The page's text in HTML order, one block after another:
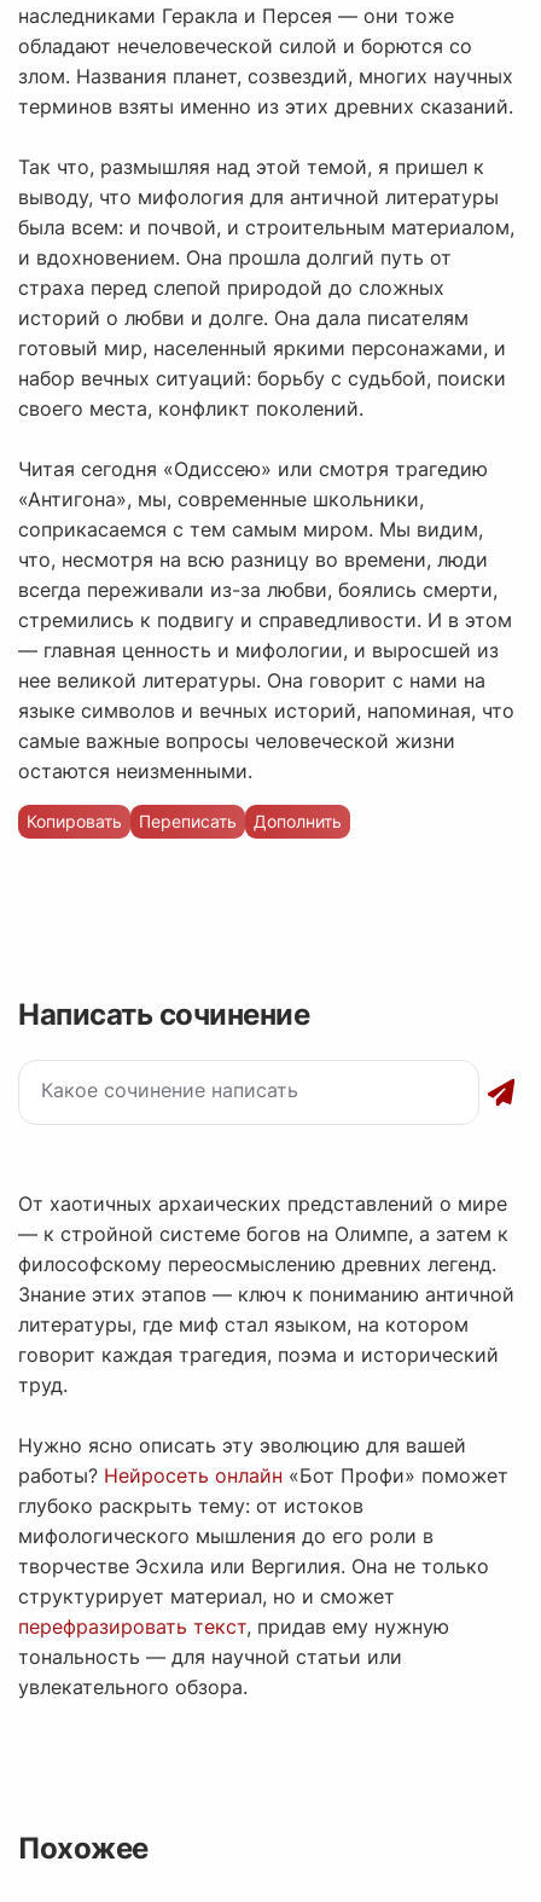
наследниками Геракла и Персея — они тоже
обладают нечеловеческой силой и борются со
злом. Названия планет, созвездий, многих научных
терминов взяты именно из этих древних сказаний.
Так что, размышляя над этой темой, я пришел к
выводу, что мифология для античной литературы
была всем: и почвой, и строительным материалом,
и вдохновением. Она прошла долгий путь от
страха перед слепой природой до сложных
историй о любви и долге. Она дала писателям
готовый мир, населенный яркими персонажами, и
набор вечных ситуаций: борьбу с судьбой, поиски
своего места, конфликт поколений.
Читая сегодня «Одиссею» или смотря трагедию
«Антигона», мы, современные школьники,
соприкасаемся с тем самым миром. Мы видим,
что, несмотря на всю разницу во времени, люди
всегда переживали из-за любви, боялись смерти,
стремились к подвигу и справедливости. И в этом
— главная ценность и мифологии, и выросшей из
нее великой литературы. Она говорит с нами на
языке символов и вечных историй, напоминая, что
самые важные вопросы человеческой жизни
остаются неизменными.
Копировать Переписать Дополнить
Написать сочинение
От хаотичных архаических представлений о мире
— к стройной системе богов на Олимпе, а затем к
философскому переосмыслению древних легенд.
Знание этих этапов — ключ к пониманию античной
литературы, где миф стал языком, на котором
говорит каждая трагедия, поэма и исторический
труд.
Нужно ясно описать эту эволюцию для вашей
работы? Нейросеть онлайн «Бот Профи» поможет
глубоко раскрыть тему: от истоков
мифологического мышления до его роли в
творчестве Эсхила или Вергилия. Она не только
структурирует материал, но и сможет
перефразировать текст, придав ему нужную
тональность — для научной статьи или
увлекательного обзора.
Похожее